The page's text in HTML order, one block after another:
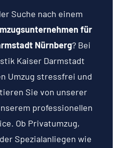
Suche nach einem
für
Nürnberg? Bei
Kaiser Darmstadt
Umzug stressfrei und
Sie von unserer
professionellen
Ob Privatumzug,
Spezialanliegen wie